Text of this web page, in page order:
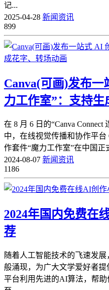
记...
2025-04-28 新闻资讯
899
Canva(可画)发布
力工作室”：支持
在 8 月 6 日的“Canva
中，在线视觉传播和协作平台
作套件“魔力工作室”在中国正
2024-08-07 新闻资讯
1186
2024年国内免费在
荐
随着人工智能技术的飞速发
般涌现，为广大文学爱好者
平台利用先进的AI算法，帮